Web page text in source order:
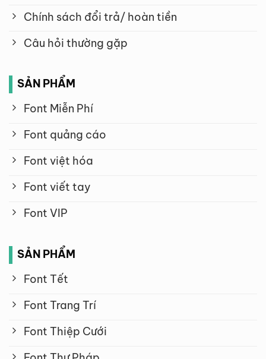
Chính sách đổi trả/ hoàn tiền
Câu hỏi thường gặp
SẢN PHẨM
Font Miễn Phí
Font quảng cáo
Font việt hóa
Font viết tay
Font VIP
SẢN PHẨM
Font Tết
Font Trang Trí
Font Thiệp Cưới